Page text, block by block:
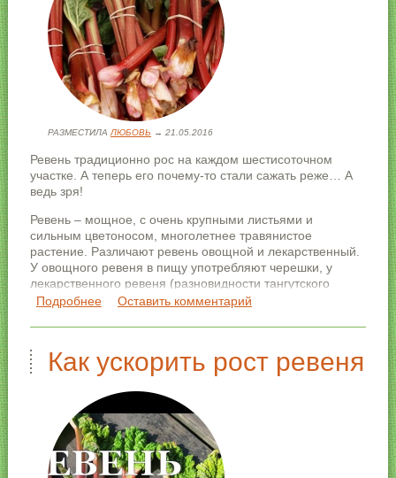
РАЗМЕСТИЛА ЛЮБОВЬ → 21.05.2016
Ревень традиционно рос на каждом шестисоточном
участке. А теперь его почему-то стали сажать реже… А
ведь зря!
Ревень – мощное, с очень крупными листьями и
сильным цветоносом, многолетнее травянистое
растение. Различают ревень овощной и лекарственный.
У овощного ревеня в пищу употребляют черешки, у
лекарственного ревеня (разновидности тангутского
ревеня) в медицине используют корни.
Подробнеео Как правильно вырастить и использовать
Оставить комментарий
Как ускорить рост ревеня